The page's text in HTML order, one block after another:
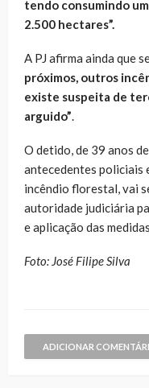
tendo consumindo
2.500 hectares”.
A PJ afirma ainda que
próximos, outros
existe suspeita de
arguido”.
O detido, de 39 anos
antecedentes policiais
incêndio florestal, vai
autoridade judiciária
e aplicação das
Foto: José Filipe Silva
ADICIONAR